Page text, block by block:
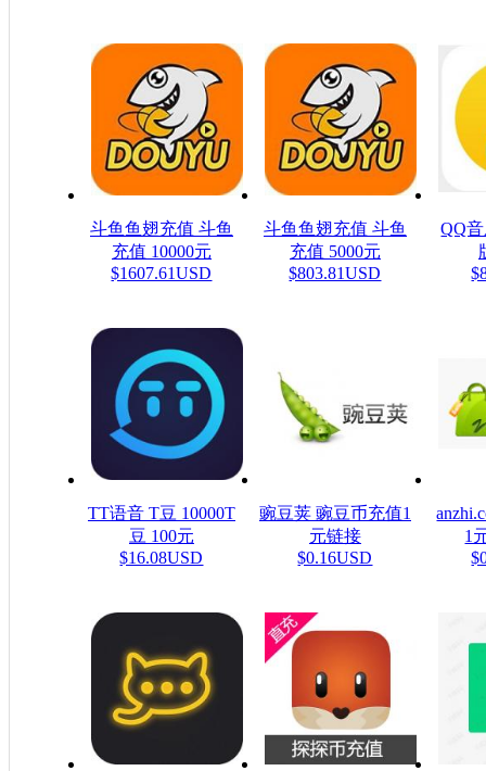
斗鱼鱼翅充值 斗鱼
充值 10000元
$1607.61USD
斗鱼鱼翅充值 斗鱼
充值 5000元
$803.81USD
QQ
TT语音 T豆 10000T
豆 100元
$16.08USD
豌豆荚 豌豆币充值1
元链接
$0.16USD
1